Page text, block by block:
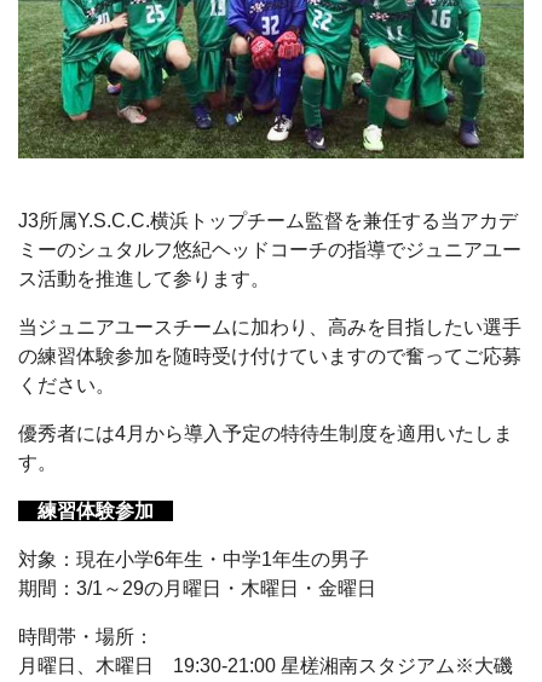
J3所属Y.S.C.C.横浜トップチーム監督を兼任する当アカデ
ミーのシュタルフ悠紀ヘッドコーチの指導でジュニアユー
ス活動を推進して参ります。
当ジュニアユースチームに加わり、高みを目指したい選手
の練習体験参加を随時受け付けていますので奮ってご応募
ください。
優秀者には4月から導入予定の特待生制度を適用いたしま
す。
練習体験参加
対象：現在小学6年生・中学1年生の男子
期間：3/1～29の月曜日・木曜日・金曜日
時間帯・場所：
月曜日、木曜日 19:30-21:00 星槎湘南スタジアム※大磯